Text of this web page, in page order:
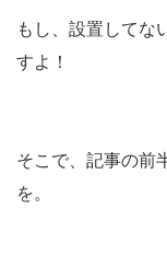
もし、設置してな
すよ！
そこで、記事の前
を。